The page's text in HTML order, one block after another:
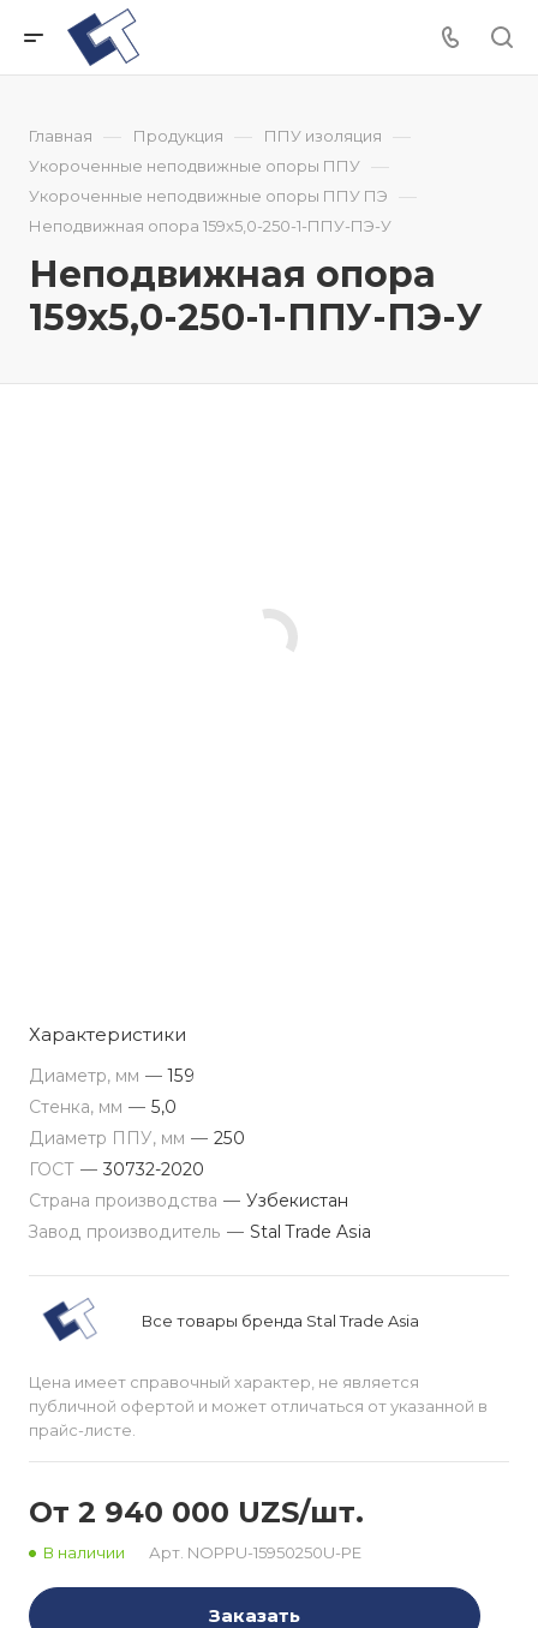
Главная — Продукция — ППУ изоляция —
Укороченные неподвижные опоры ППУ —
Укороченные неподвижные опоры ППУ ПЭ —
Неподвижная опора 159x5,0-250-1-ППУ-ПЭ-У
Неподвижная опора
159x5,0-250-1-ППУ-ПЭ-У
Характеристики
Диаметр, мм — 159
Стенка, мм — 5,0
Диаметр ППУ, мм — 250
ГОСТ — 30732-2020
Страна производства — Узбекистан
Завод производитель — Stal Trade Asia
Все товары бренда Stal Trade Asia
Цена имеет справочный характер, не является
публичной офертой и может отличаться от указанной в
прайс-листе.
От 2 940 000 UZS/шт.
В наличии Арт. NOPPU-15950250U-PE
Заказать